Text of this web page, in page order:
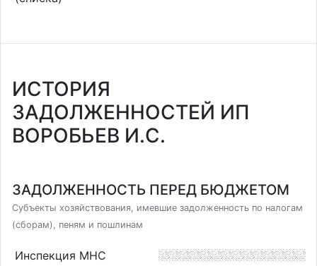
ИСТОРИЯ
ЗАДОЛЖЕННОСТЕЙ ИП
ВОРОБЬЕВ И.С.
ЗАДОЛЖЕННОСТЬ ПЕРЕД БЮДЖЕТОМ
Субъекты хозяйствования, имевшие задолженность по налогам
(сборам), пеням и пошлинам
Инспекция МНС